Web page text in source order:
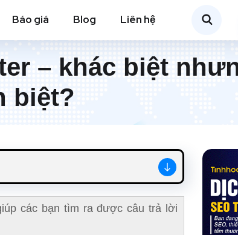
Báo giá Blog Liên hệ
– khác biệt
biệt?
các bạn tìm ra được câu trả lời